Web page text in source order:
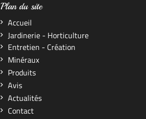
Plan du site
Accueil
Jardinerie - Horticulture
Entretien - Création
Minéraux
Produits
Avis
Actualités
Contact